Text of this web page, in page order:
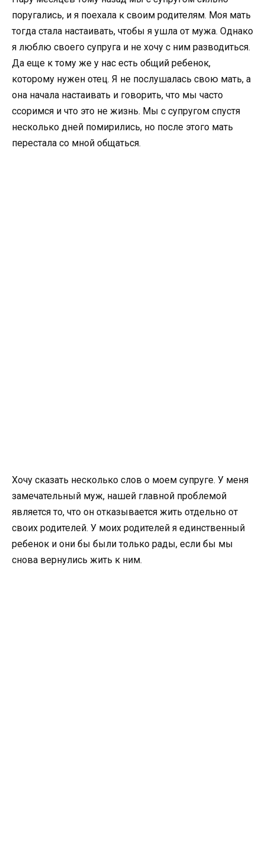
поругались, и я поехала к своим родителям. Моя мать
тогда стала настаивать, чтобы я ушла от мужа. Однако
я люблю своего супруга и не хочу с ним разводиться.
Да еще к тому же у нас есть общий ребенок,
которому нужен отец. Я не послушалась свою мать, а
она начала настаивать и говорить, что мы часто
ссоримся и что это не жизнь. Мы с супругом спустя
несколько дней помирились, но после этого мать
перестала со мной общаться.
Хочу сказать несколько слов о моем супруге. У меня
замечательный муж, нашей главной проблемой
является то, что он отказывается жить отдельно от
своих родителей. У моих родителей я единственный
ребенок и они бы были только рады, если бы мы
снова вернулись жить к ним.